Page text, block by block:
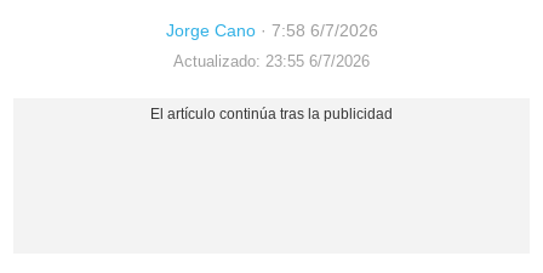
Jorge Cano· 7:58 6/7/2026
Actualizado: 23:55 6/7/2026